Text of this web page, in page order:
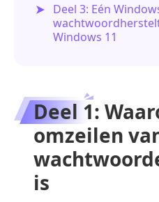
Deel 3: Eén
Windows 11
Deel 1:
omzeilen
is